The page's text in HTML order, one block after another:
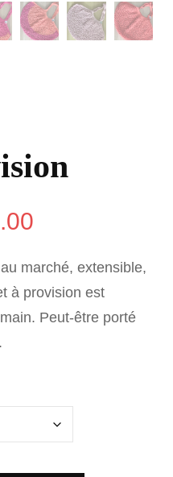
prix
actuel
est :
marché, extensible,
à provision est
Peut-être porté